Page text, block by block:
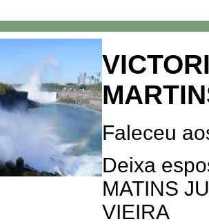
Faleceu
Deixa
MATINS
VIEIRA